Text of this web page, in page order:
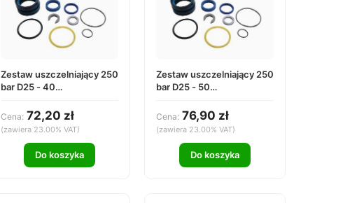
Zestaw uszczelniający 250
bar D25 - 40
Cena: 72,20 zł
(zawiera 23.00% VAT)
Do koszyka
Zestaw uszczelniający 250
bar D25 - 50
Cena: 76,90 zł
(zawiera 23.00% VAT)
Do koszyka